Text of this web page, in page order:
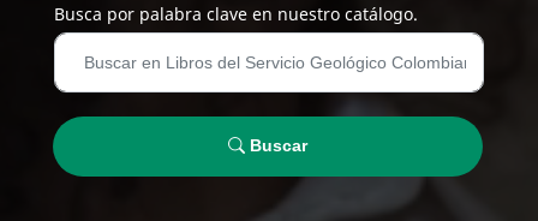
Busca por palabra clave en nuestro catálogo.
Buscar